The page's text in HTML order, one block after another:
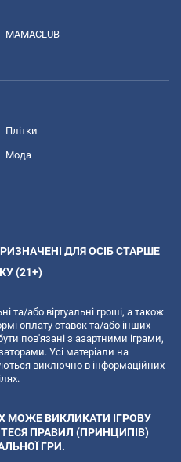
MAMACLUB
Плітки
Мода
ДЛЯ ОСІБ СТАРШЕ
(21+)
та/або віртуальні гроші, а також
оплату ставок та/або інших
пов'язані з азартними іграми,
Усі матеріали на
виключно в інформаційних
МОЖЕ ВИКЛИКАТИ ІГРОВУ
ПРАВИЛ (ПРИНЦИПІВ)
ГРИ.